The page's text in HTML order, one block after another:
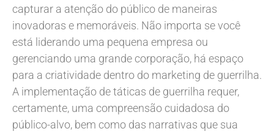
capturar a atenção do público de maneiras
inovadoras e memoráveis. Não importa se você
está liderando uma pequena empresa ou
gerenciando uma grande corporação, há espaço
para a criatividade dentro do marketing de guerrilha.
A implementação de táticas de guerrilha requer,
certamente, uma compreensão cuidadosa do
público-alvo, bem como das narrativas que sua